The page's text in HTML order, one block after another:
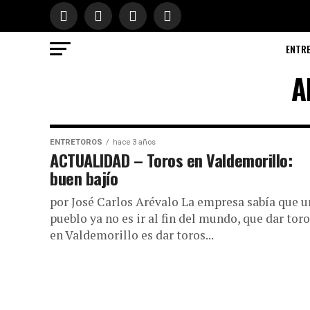
ENTRETOROS hace 3 años
ACTUALIDAD – Toros en Valdemorillo:
buen bajío
por José Carlos Arévalo La empresa sabía que
pueblo ya no es ir al fin del mundo, que dar
en Valdemorillo es dar toros...